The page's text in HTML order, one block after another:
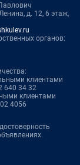
д. 12, 6 этаж,
органов:
клиентами
640 34 32
клиентами
4056